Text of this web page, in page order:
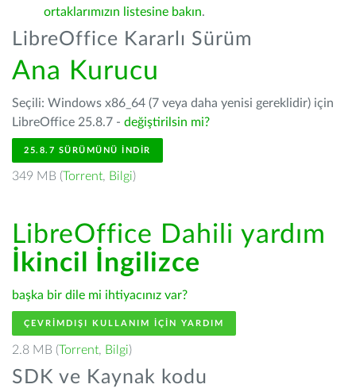
ortaklarımızın listesine bakın.
LibreOffice Kararlı Sürüm
Ana Kurucu
Seçili: Windows x86_64 (7 veya daha yenisi gereklidir) için
LibreOffice 25.8.7 - değiştirilsin mi?
25.8.7 SÜRÜMÜNÜ İNDIR
349 MB (Torrent, Bilgi)
LibreOffice Dahili yardım
İkincil İngilizce
başka bir dile mi ihtiyacınız var?
ÇEVRIMDIŞI KULLANIM IÇIN YARDIM
2.8 MB (Torrent, Bilgi)
SDK ve Kaynak kodu